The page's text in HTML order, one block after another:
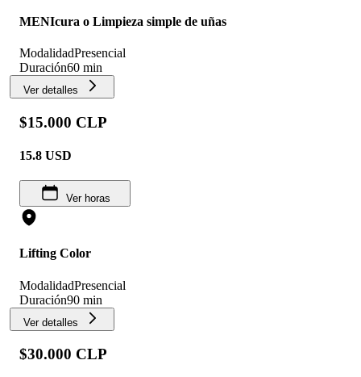
MENIcura o Limpieza simple de uñas
ModalidadPresencial
Duración60 min
Ver detalles
$15.000 CLP
15.8 USD
Ver horas
Lifting Color
ModalidadPresencial
Duración90 min
Ver detalles
$30.000 CLP